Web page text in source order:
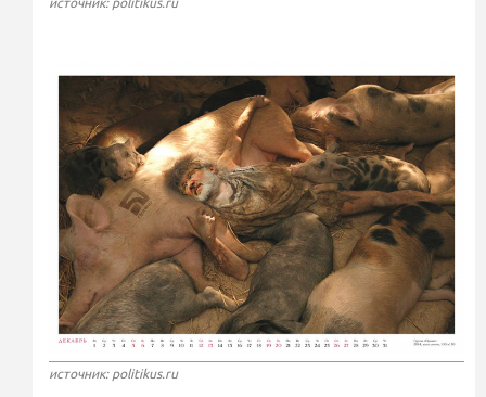
источник: politikus.ru